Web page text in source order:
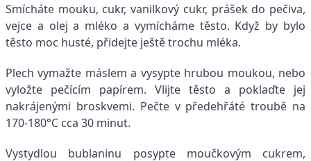
Smícháte mouku, cukr, vanilkový cukr, prášek do pečiva,
vejce a olej a mléko a vymícháme těsto. Když by bylo
těsto moc husté, přidejte ještě trochu mléka.
Plech vymažte máslem a vysypte hrubou moukou, nebo
vyložte pečícím papírem. Vlijte těsto a poklaďte jej
nakrájenými broskvemi. Pečte v předehřáté troubě na
170-180°C cca 30 minut.
Vystydlou bublaninu posypte moučkovým cukrem,